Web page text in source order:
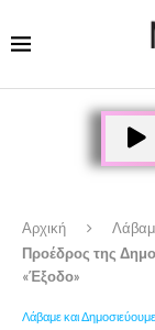
Αρχική
Προέδρος της
«Έξοδο»
Λάβαμε και Δημοσιεύουμε